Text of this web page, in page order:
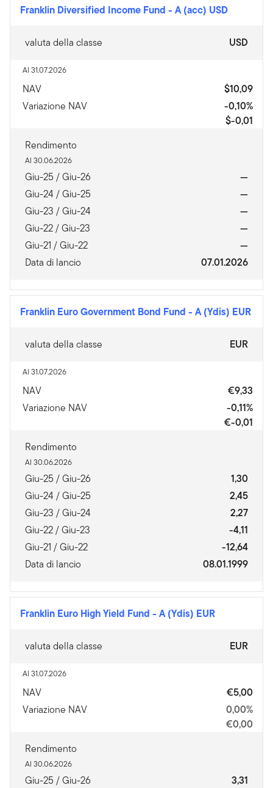
Franklin Diversified Income Fund - A (acc) USD
valuta della classe USD
Al 31.07.2026
NAV
$10,09
Variazione NAV
-0,10%
$-0,01
Rendimento
Al 30.06.2026
Giu-25 / Giu-26
—
Giu-24 / Giu-25
—
Giu-23 / Giu-24
—
Giu-22 / Giu-23
—
Giu-21 / Giu-22
—
Data di lancio
07.01.2026
Franklin Euro Government Bond Fund - A (Ydis) EUR
valuta della classe EUR
Al 31.07.2026
NAV
€9,33
Variazione NAV
-0,11%
€-0,01
Rendimento
Al 30.06.2026
Giu-25 / Giu-26
1,30
Giu-24 / Giu-25
2,45
Giu-23 / Giu-24
2,27
Giu-22 / Giu-23
-4,11
Giu-21 / Giu-22
-12,64
Data di lancio
08.01.1999
Franklin Euro High Yield Fund - A (Ydis) EUR
valuta della classe EUR
Al 31.07.2026
NAV
€5,00
Variazione NAV
0,00%
€0,00
Rendimento
Al 30.06.2026
Giu-25 / Giu-26
3,31